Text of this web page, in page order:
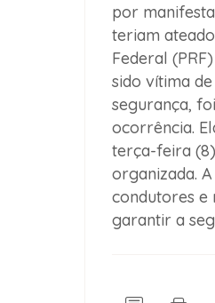
por
teriam
Federal
sido vítima
segurança,
ocorrência.
terça-feira
organizada.
condutores e
garantir a